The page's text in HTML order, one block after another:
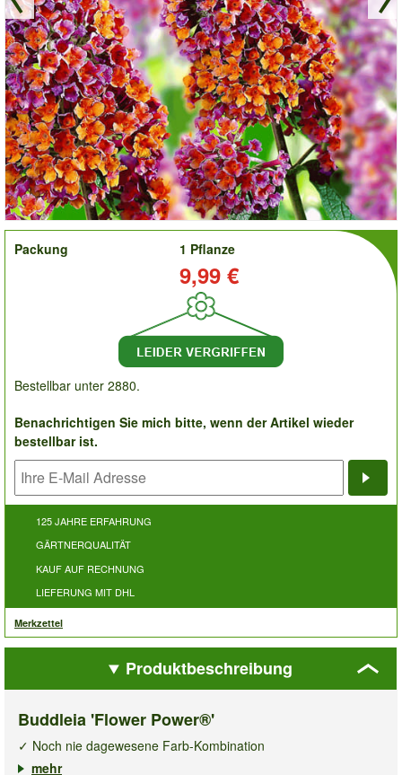
order
Packung
1 Pflanze
9,99 €
Bestellbar unter 2880.
Benachrichtigen Sie mich bitte, wenn der Artikel wieder
bestellbar ist.
125 JAHRE ERFAHRUNG
GÄRTNERQUALITÄT
KAUF AUF RECHNUNG
LIEFERUNG MIT DHL
Merkzettel
Produktbeschreibung
Buddleia 'Flower Power®'
✓ Noch nie dagewesene Farb-Kombination
✓ Blaue Knospen, die tieforange aufblühen
mehr